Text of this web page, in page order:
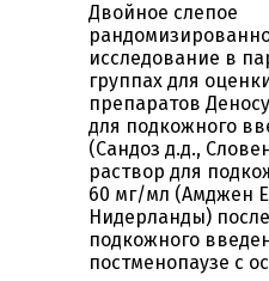
Двойное слепое
исследование в
группах для
препаратов
для подкожного
(Сандоз д.д.,
раствор для
60 мг/мл (Амджен
Нидерланды)
подкожного
постменопаузе с